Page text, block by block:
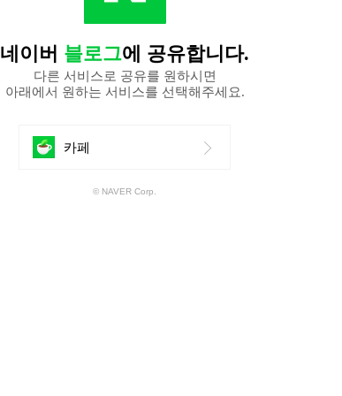
네이버 블로그에 공유합니다.
다른 서비스로 공유를 원하시면
아래에서 원하는 서비스를 선택해주세요.
카페
공
© NAVER Corp.